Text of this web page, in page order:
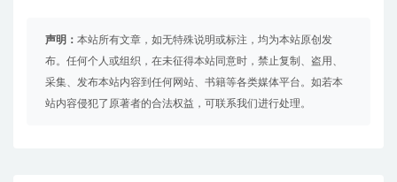
声明： 本站所有文章，如无特殊说明或标注，均为本站原创发
布。任何个人或组织，在未征得本站同意时，禁止复制、盗用、
采集、发布本站内容到任何网站、书籍等各类媒体平台。如若本
站内容侵犯了原著者的合法权益，可联系我们进行处理。